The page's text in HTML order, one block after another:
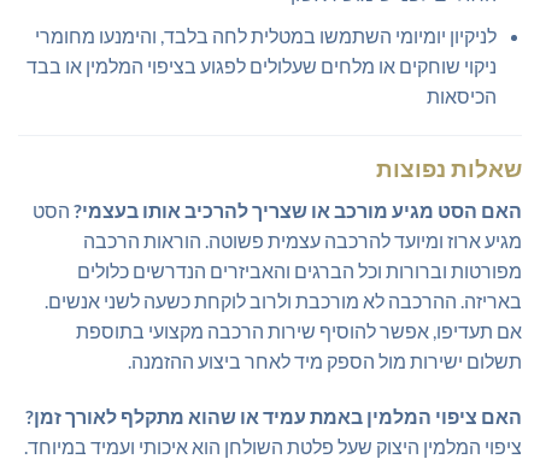
לניקיון יומיומי השתמשו במטלית לחה בלבד, והימנעו מחומרי
ניקוי שוחקים או מלחים שעלולים לפגוע בציפוי המלמין או בבד
הכיסאות
שאלות נפוצות
האם הסט מגיע מורכב או שצריך להרכיב אותו בעצמי? הסט
מגיע ארוז ומיועד להרכבה עצמית פשוטה. הוראות הרכבה
מפורטות וברורות וכל הברגים והאביזרים הנדרשים כלולים
באריזה. ההרכבה לא מורכבת ולרוב לוקחת כשעה לשני אנשים.
אם תעדיפו, אפשר להוסיף שירות הרכבה מקצועי בתוספת
תשלום ישירות מול הספק מיד לאחר ביצוע ההזמנה.
האם ציפוי המלמין באמת עמיד או שהוא מתקלף לאורך זמן?
ציפוי המלמין היצוק שעל פלטת השולחן הוא איכותי ועמיד במיוחד.